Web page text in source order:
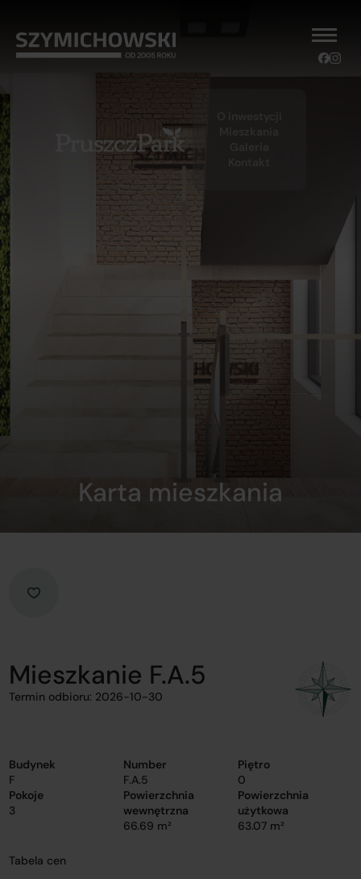
Karta mieszkania
Mieszkanie F.A.5
Termin odbioru: 2026-10-30
Budynek
F
Number
F.A.5
Piętro
0
Pokoje
3
Powierzchnia
wewnętrzna
66.69 m²
Powierzchnia
użytkowa
63.07 m²
Tabela cen